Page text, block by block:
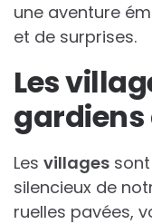
une aventure
et de surprises.
Les
gardiens
Les villages
silencieux de
ruelles pavées,